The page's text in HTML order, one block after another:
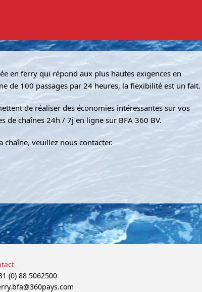
en ferry qui répond aux plus hautes exigences en
de 100 passages par 24 heures, la flexibilité est un fait.
de réaliser des économies intéressantes sur vos
de chaînes 24h / 7j en ligne sur BFA 360 BV.
chaîne, veuillez nous contacter.
(0) 88 5062500